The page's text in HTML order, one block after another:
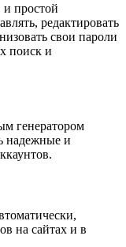
простой
редактировать
свои пароли
поиск и
генератором
надежные и
на сайтах и в